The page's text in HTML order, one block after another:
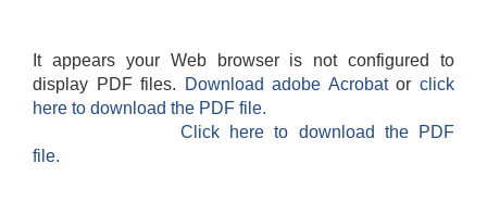
It appears your Web browser is not configured to
display PDF files.
Download adobe Acrobatorclick
here to download the PDF file.
Click here to download the PDF
file.